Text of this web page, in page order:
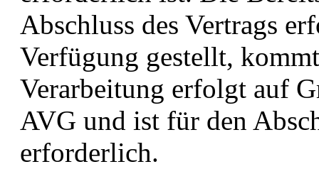
Abschluss des Vertrags
Verfügung gestellt,
Verarbeitung erfolgt auf
AVG und ist für den
erforderlich.